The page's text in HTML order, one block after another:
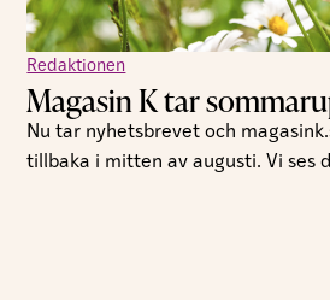
Redaktionen
Magasin K tar
Nu tar nyhetsbrevet och
tillbaka i mitten av augusti. Vi ses